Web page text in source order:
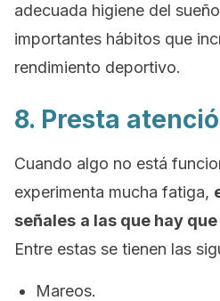
adecuada higiene del
importantes hábitos que
rendimiento deportivo.
8. Presta
Cuando algo no está
experimenta mucha fatiga,
señales a las que hay
Entre estas se tienen las
Mareos.